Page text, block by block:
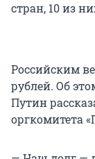
стран, 10 из
Российским
рублей. Об
Путин
оргкомитета